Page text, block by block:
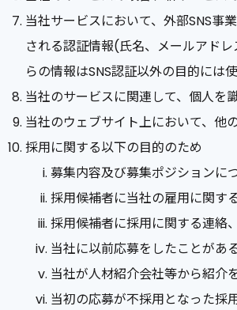
当社サービスにおいて、外部SNS
される認証情報(氏名、メールアド
らの情報はSNS認証以外の目的には
当社のサービスに関連して、個人を
当社のウェブサイト上において、他
採用に関する以下の目的のため
募集内容及び募集ポジションに
採用候補者に当社の雇用に関す
採用候補者に採用に関する連絡
当社に以前応募をしたことがあ
当社が人材紹介会社等から紹介
当初の応募が不採用となった採